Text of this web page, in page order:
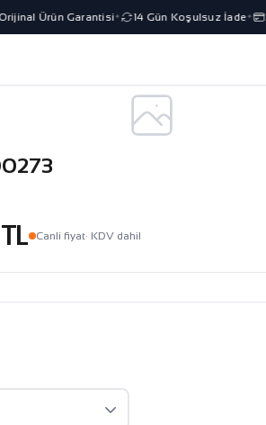
Ürün Garantisi✦ 14 Gün Koşulsuz İade✦
Canli fiyat· KDV dahil